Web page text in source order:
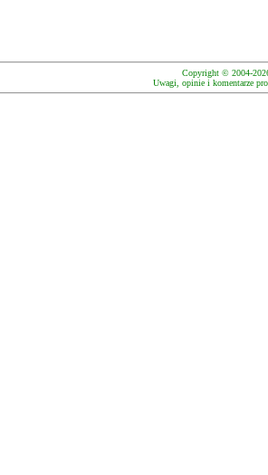
Copyright © 2004-
Uwagi, opinie i komentarze